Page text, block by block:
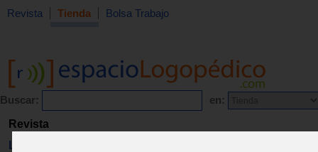
Revista Tienda Bolsa Trabajo
Buscar: en:
Revista
Libros